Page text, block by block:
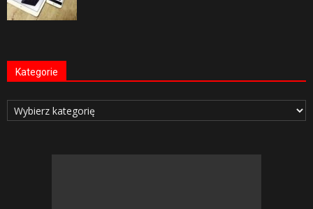
Kategorie
Kategorie